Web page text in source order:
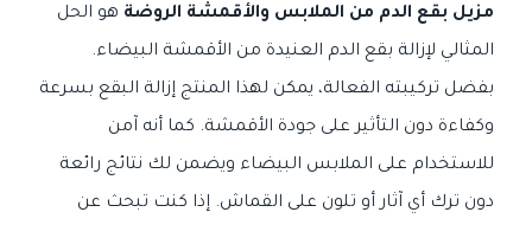
مزيل بقع الدم من الملابس والأقمشة الروضة هو الحل
المثالي لإزالة بقع الدم العنيدة من الأقمشة البيضاء.
بفضل تركيبته الفعالة، يمكن لهذا المنتج إزالة البقع بسرعة
وكفاءة دون التأثير على جودة الأقمشة. كما أنه آمن
للاستخدام على الملابس البيضاء ويضمن لك نتائج رائعة
دون ترك أي آثار أو تلون على القماش. إذا كنت تبحث عن